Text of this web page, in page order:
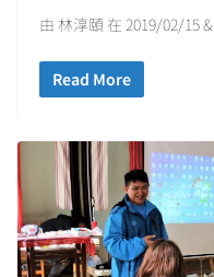
由 林淳頤 在 2019/02/15 &
Read More